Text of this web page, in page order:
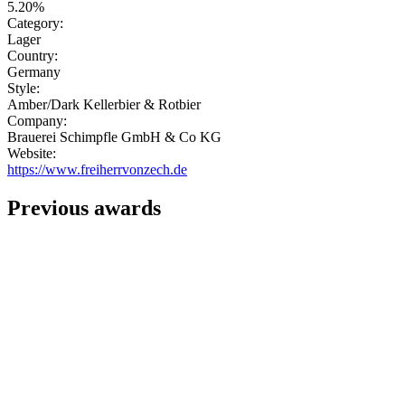
5.20%
Category:
Lager
Country:
Germany
Style:
Amber/Dark Kellerbier & Rotbier
Company:
Brauerei Schimpfle GmbH & Co KG
Website:
https://www.freiherrvonzech.de
Previous awards